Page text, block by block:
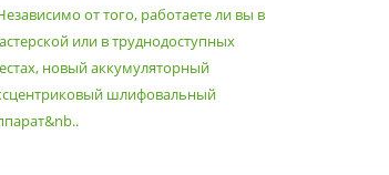
от того, работаете ли вы в
или в труднодоступных
новый аккумуляторный
шлифовальный